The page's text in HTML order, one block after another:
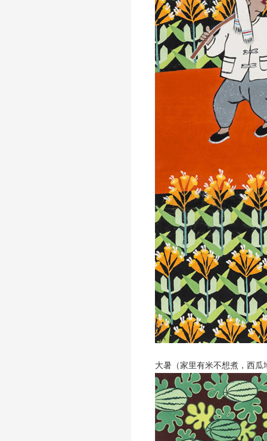
大暑（家里有米不想煮，西